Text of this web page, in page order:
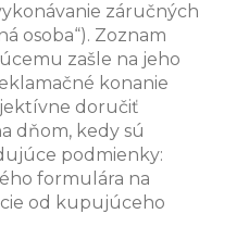
záručných
osoba“). Zoznam
zašle na jeho
konanie
doručiť
dňom, kedy sú
podmienky:
formulára na
od kupujúceho